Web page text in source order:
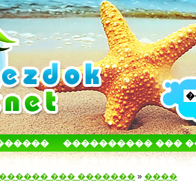
���������� ���
������
����� � ����
��� ������� » ����